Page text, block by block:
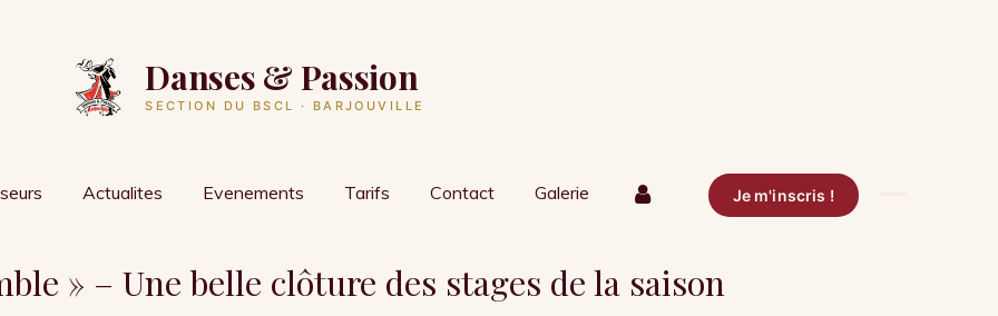
Danses & Passion
SECTION DU BSCL · BARJOUVILLE
Actualites Evenements Tarifs Contact Galerie Je m'inscris !
» – Une belle clôture des stages de la saison